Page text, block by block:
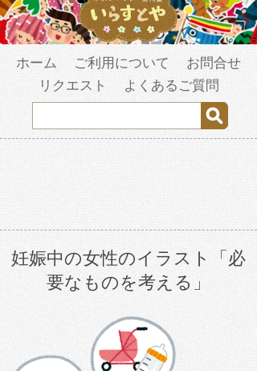
ホーム ご利用について
お問合せ
リクエスト
よくあるご質問
妊娠中の女性のイラスト「必
要なものを考える」